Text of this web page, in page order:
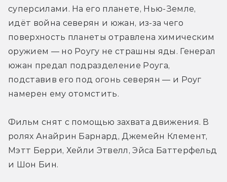
суперсилами. На его планете, Нью-Земле,
идёт война северян и южан, из-за чего
поверхность планеты отравлена химическим
оружием — но Роугу не страшны яды. Генерал
южан предал подразделение Роуга,
подставив его под огонь северян — и Роуг
намерен ему отомстить.
Фильм снят с помощью захвата движения. В
ролях Анайрин Барнард,
Мэтт Берри, Хейли Этвелл, Эйса Баттерфельд
и Шон Бин.